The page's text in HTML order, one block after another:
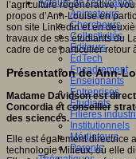
Acteurs de l'éducation
Animateurs
Chercheurs
Collectivités
Editeurs
EdTech
Encadrement
Enseignants
Entreprises
Etudiants
Filières
Institutionnels
Médiateurs
Parents
l’agriculture régénérative,
propos d’Ann-Louise en
son site Linkedin et en
travaux de ses étudiants du
cadre de ce particulier retour
Présentation de Ann-
Madame Davidson est
Concordia et conseiller
des sciences.
Elle est également directrice
technologie Milieux, où elle